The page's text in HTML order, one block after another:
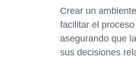
Crear un
facilitar el
asegurando que
sus decisiones